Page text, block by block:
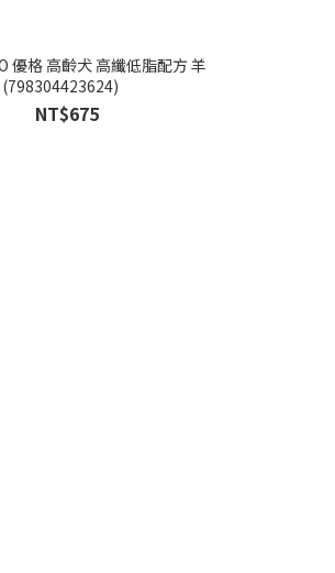
優格 高齡犬 高纖低脂配方 羊
(798304423624)
NT$675